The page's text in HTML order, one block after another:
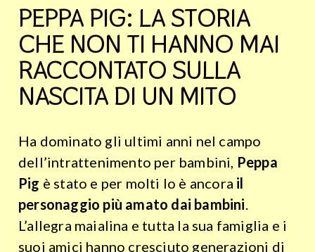
PEPPA PIG: LA STORIA
CHE NON TI HANNO MAI
RACCONTATO SULLA
NASCITA DI UN MITO
Ha dominato gli ultimi anni nel campo
dell’intrattenimento per bambini, Peppa
Pig è stato e per molti lo è ancora il
personaggio più amato dai bambini.
L’allegra maialina e tutta la sua famiglia e i
suoi amici hanno cresciuto generazioni di